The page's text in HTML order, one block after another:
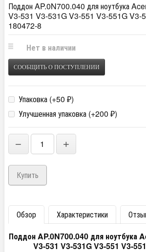
Поддон AP.0N700.040 для ноутбука
V3-531 V3-531G V3-551 V3-551G V3-
180472-8
Нет в наличии
СООБЩИТЬ О ПОСТУПЛЕНИИ
Упаковка (+50 ₽)
Улучшенная упаковка (+200 ₽)
− +
Обзор Характеристики
Поддон AP.0N700.040 для ноутбука
V3-531 V3-531G V3-551 V3-